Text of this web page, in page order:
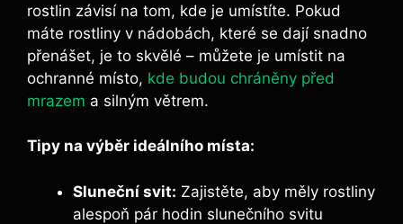
rostlin závisí na tom, kde je umístíte. Pokud
máte rostliny v nádobách, které se dají snadno
přenášet, je to skvělé – můžete je umístit na
ochranné místo, kde budou chráněny před
mrazem a silným větrem.
Tipy na výběr ideálního místa:
Sluneční svit: Zajistěte, aby měly rostliny
alespoň pár hodin slunečního svitu